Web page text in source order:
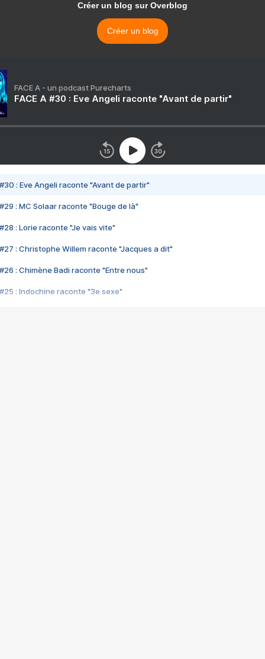
Créer un blog sur Overblog
Créer un blog
FACE A - un podcast Purecharts
FACE A #30 : Eve Angeli raconte "Avant de partir"
#30 : Eve Angeli raconte "Avant de partir"
#29 : MC Solaar raconte "Bouge de là"
#28 : Lorie raconte "Je vais vite"
#27 : Christophe Willem raconte "Jacques a dit"
#26 : Chimène Badi raconte "Entre nous"
#25 : Indochine raconte "3e sexe"